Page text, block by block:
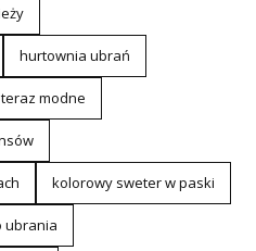
hurtownia ubrań
modne
kolorowy sweter w paski
ubrania